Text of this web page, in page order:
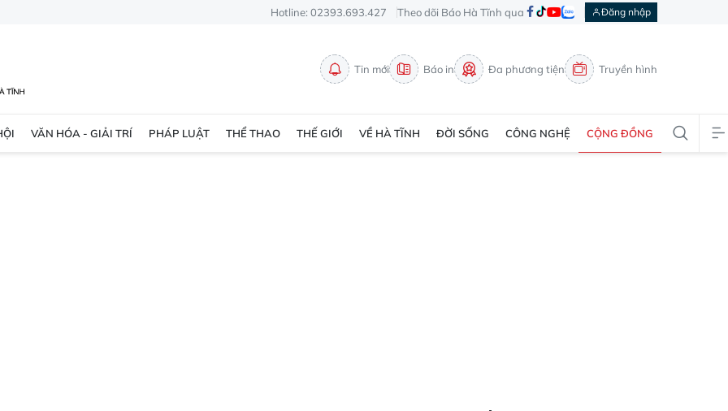
Hotline: 02393.693.427 Theo dõi Báo Hà Tĩnh qua Đăng nhập
Tin mới Báo in Đa phương tiện Truyền hình
VĂN HÓA - GIẢI TRÍ PHÁP LUẬT THỂ THAO THẾ GIỚI VỀ HÀ TĨNH ĐỜI SỐNG CÔNG NGHỆ CỘNG ĐỒNG